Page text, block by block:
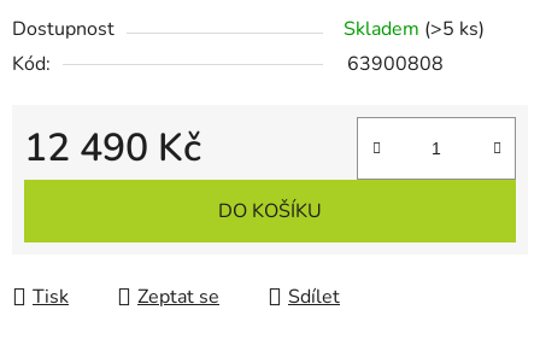
Dostupnost Skladem (>5 ks)
Kód:
63900808
12 490 Kč
Měrná cena:
DO KOŠÍKU
Tisk Zeptat se Sdílet